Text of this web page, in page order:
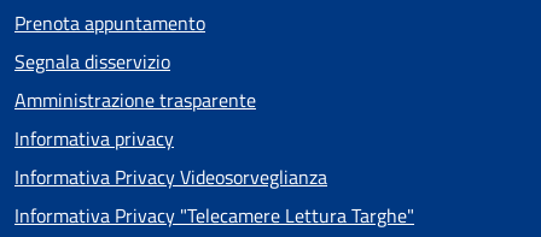
Prenota appuntamento
Segnala disservizio
Amministrazione trasparente
Informativa privacy
Informativa Privacy Videosorveglianza
Informativa Privacy "Telecamere Lettura Targhe"